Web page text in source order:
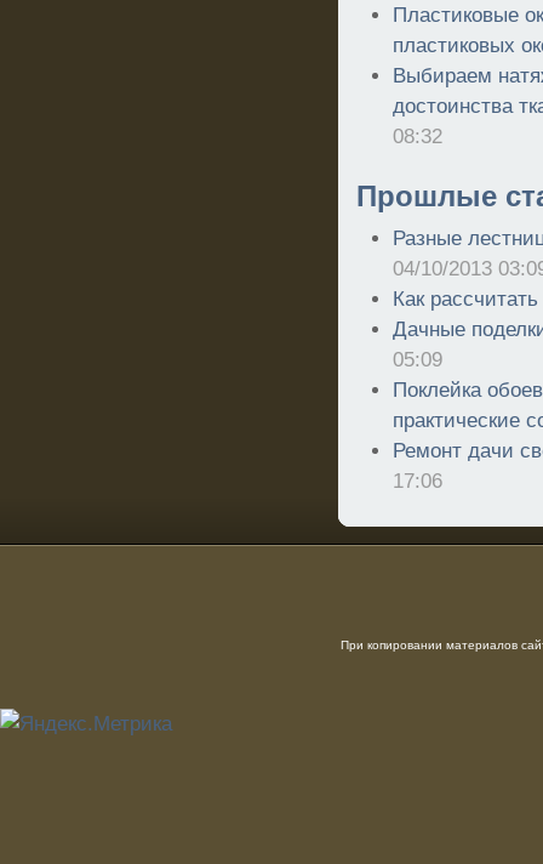
Пластиковые
пластиковых
Выбираем
достоинства
08:32
Прошлые
Разные
04/10/2013
Как
Дачные
05:09
Поклейка
практические
Ремонт дачи
17:06
При копировании материалов